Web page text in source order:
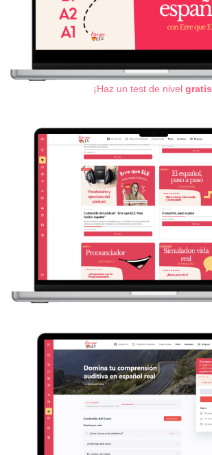
¡Haz un test de nivel gratis